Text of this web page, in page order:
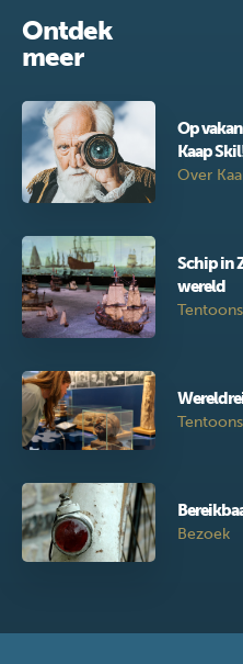
Ontdek
meer
Op
Kaap
Over
Schip in
wereld
Bezoek